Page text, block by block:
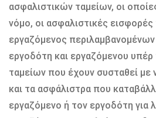
ασφαλιστικών ταμείων, οι
νόμο, οι ασφαλιστικές
εργαζόμενος
εργοδότη και εργαζόμενου
ταμείων που έχουν συσταθεί με
και τα ασφάλιστρα που
εργαζόμενο ή τον εργοδότη για